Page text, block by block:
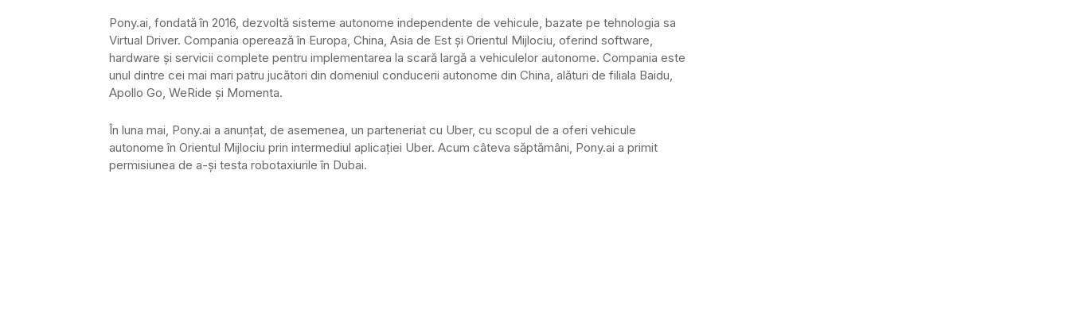
Pony.ai, fondată în 2016, dezvoltă sisteme autonome independente de vehicule, bazate pe tehnologia sa
Virtual Driver. Compania operează în Europa, China, Asia de Est și Orientul Mijlociu, oferind software,
hardware și servicii complete pentru implementarea la scară largă a vehiculelor autonome. Compania este
unul dintre cei mai mari patru jucători din domeniul conducerii autonome din China, alături de filiala Baidu,
Apollo Go, WeRide și Momenta.
În luna mai, Pony.ai a anunțat, de asemenea, un parteneriat cu Uber, cu scopul de a oferi vehicule
autonome în Orientul Mijlociu prin intermediul aplicației Uber. Acum câteva săptămâni, Pony.ai a primit
permisiunea de a-și testa robotaxiurile în Dubai.